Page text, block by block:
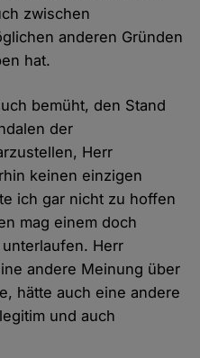
zwischen
anderen Gründen
hat.
bemüht, den Stand
der
Herr
keinen einzigen
ich gar nicht zu hoffen
mag einem doch
Herr
andere Meinung über
hätte auch eine andere
und auch